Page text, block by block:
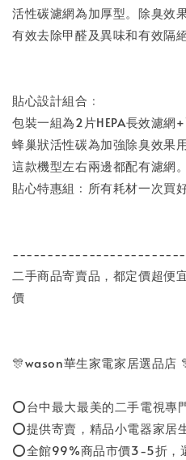
活性碳濾網為加厚型。除臭效果
有效去除甲醛及異味和有效隔
貼心設計組合﹕
包裝一組為2片HEPA長效濾網
蜂巢狀活性碳為加強除臭效果用
這款機型左右兩邊都配有濾網
貼心特惠組﹕所有耗材一次買
二手商品寄賣品，都定價超便
價
🎊wason華生家電家居選品店
⭕台中最大最美的二手電視專
⭕提供寄賣，精品小電器家居
⭕全館99%商品市價3-5折，